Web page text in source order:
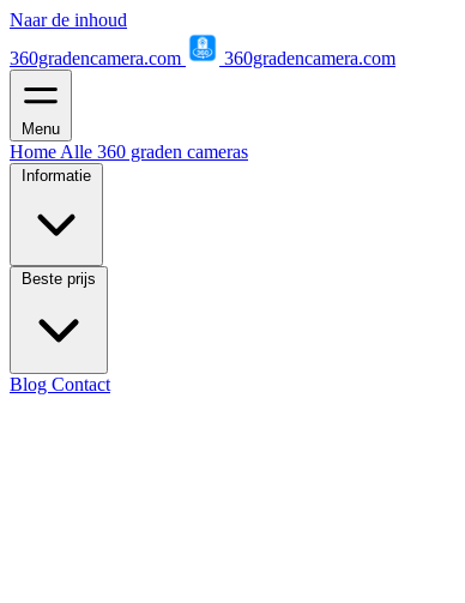
Naar de inhoud
360gradencamera.com
360gradencamera.com
Menu
Home Alle 360 graden cameras
Informatie
Beste prijs
Blog Contact